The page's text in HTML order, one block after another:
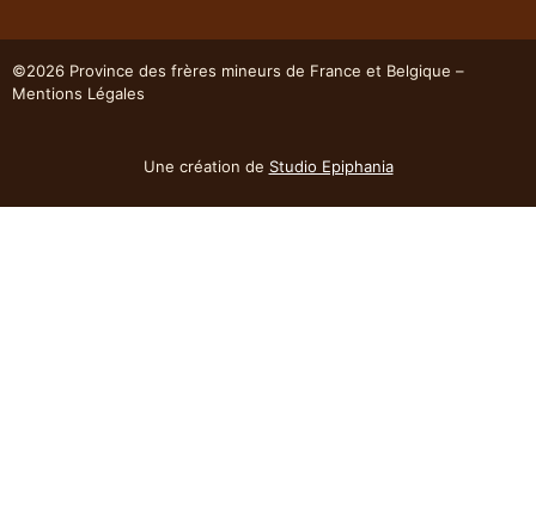
©2026 Province des frères mineurs de France et Belgique –
Mentions Légales
Une création de Studio Epiphania